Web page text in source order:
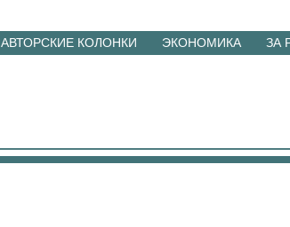
АВТОРСКИЕ КОЛОНКИ ЭКОНОМИКА ЗА